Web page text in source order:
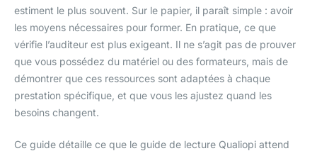
estiment le plus souvent. Sur le papier, il paraît simple : avoir
les moyens nécessaires pour former. En pratique, ce que
vérifie l’auditeur est plus exigeant. Il ne s’agit pas de prouver
que vous possédez du matériel ou des formateurs, mais de
démontrer que ces ressources sont adaptées à chaque
prestation spécifique, et que vous les ajustez quand les
besoins changent.
Ce guide détaille ce que le guide de lecture Qualiopi attend